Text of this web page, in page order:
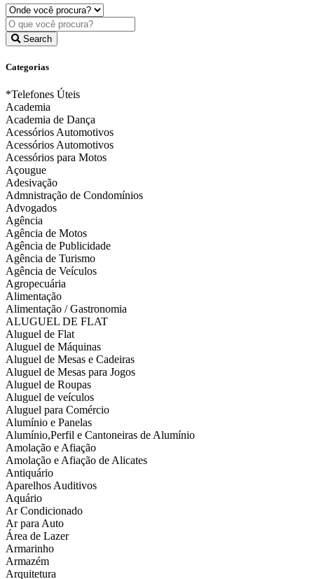
Search
Categorias
*Telefones Úteis
Academia
Academia de Dança
Acessórios Automotivos
Acessórios Automotivos
Acessórios para Motos
Açougue
Adesivação
Admnistração de Condomínios
Advogados
Agência
Agência de Motos
Agência de Publicidade
Agência de Turismo
Agência de Veículos
Agropecuária
Alimentação
Alimentação / Gastronomia
ALUGUEL DE FLAT
Aluguel de Flat
Aluguel de Máquinas
Aluguel de Mesas e Cadeiras
Aluguel de Mesas para Jogos
Aluguel de Roupas
Aluguel de veículos
Aluguel para Comércio
Alumínio e Panelas
Alumínio,Perfil e Cantoneiras de Alumínio
Amolação e Afiação
Amolação e Afiação de Alicates
Antiquário
Aparelhos Auditivos
Aquário
Ar Condicionado
Ar para Auto
Área de Lazer
Armarinho
Armazém
Arquitetura